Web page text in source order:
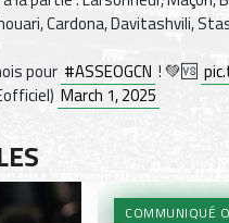
Cardona, Davitashvili,
pour #ASSEOGCN ! 💚🆚
March 1, 2025
COMMUNIQUÉ